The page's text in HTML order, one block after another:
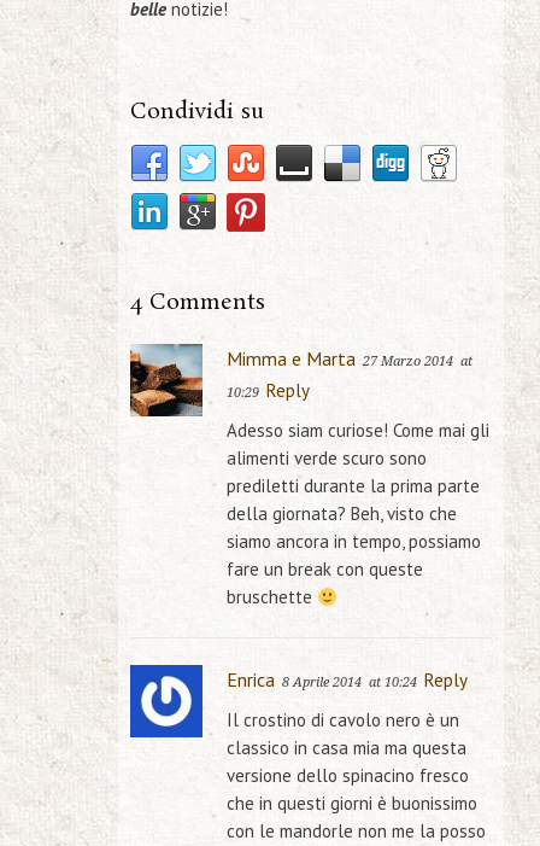
belle notizie!
Condividi su
4 Comments
Mimma e Marta 27 Marzo 2014 at
10:29 Reply
Adesso siam curiose! Come mai gli
alimenti verde scuro sono
prediletti durante la prima parte
della giornata? Beh, visto che
siamo ancora in tempo, possiamo
fare un break con queste
bruschette
Enrica 8 Aprile 2014 at 10:24 Reply
Il crostino di cavolo nero è un
classico in casa mia ma questa
versione dello spinacino fresco
che in questi giorni è buonissimo
con le mandorle non me la posso